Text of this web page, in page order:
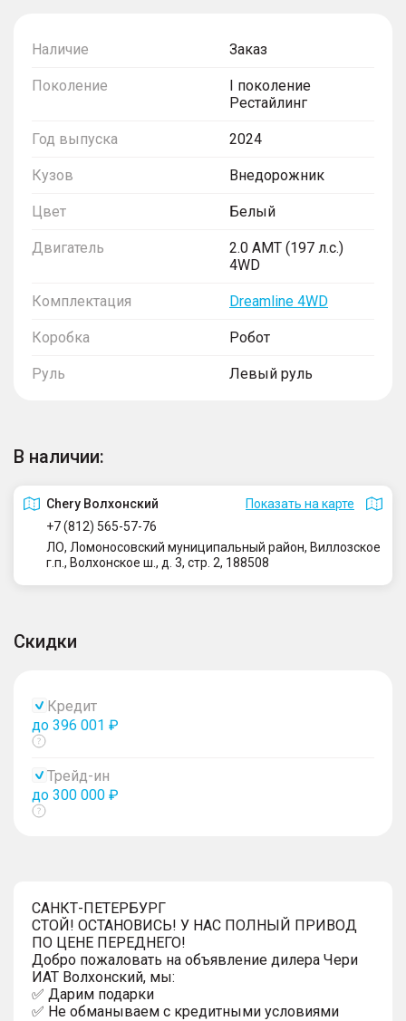
Наличие Заказ
Поколение
I поколение
Рестайлинг
Год выпуска 2024
Кузов Внедорожник
Цвет Белый
Двигатель
2.0 AMT (197 л.с.)
4WD
Комплектация Dreamline 4WD
Коробка Робот
Руль Левый руль
В наличии:
Сhery Волхонский
Показать на карте
+7 (812) 565-57-76
ЛО, Ломоносовский муниципальный район, Виллозское
г.п., Волхонское ш., д. 3, стр. 2, 188508
Скидки
Кредит
до 396 001 ₽
Показать
Трейд-ин
до 300 000 ₽
Показать
САНКТ-ПЕТЕРБУРГ
СТОЙ! ОСТАНОВИСЬ! У НАС ПОЛНЫЙ ПРИВОД
ПО ЦЕНЕ ПЕРЕДНЕГО!
Добро пожаловать на объявление дилера Чери
ИАТ Волхонский, мы:
✅ Дарим подарки
✅ Не обманываем с кредитными условиями